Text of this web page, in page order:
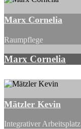
Marx Cornelia
Raumpflege
Marx Cornelia
Mätzler Kevin
Integrativer Arbeitsplatz